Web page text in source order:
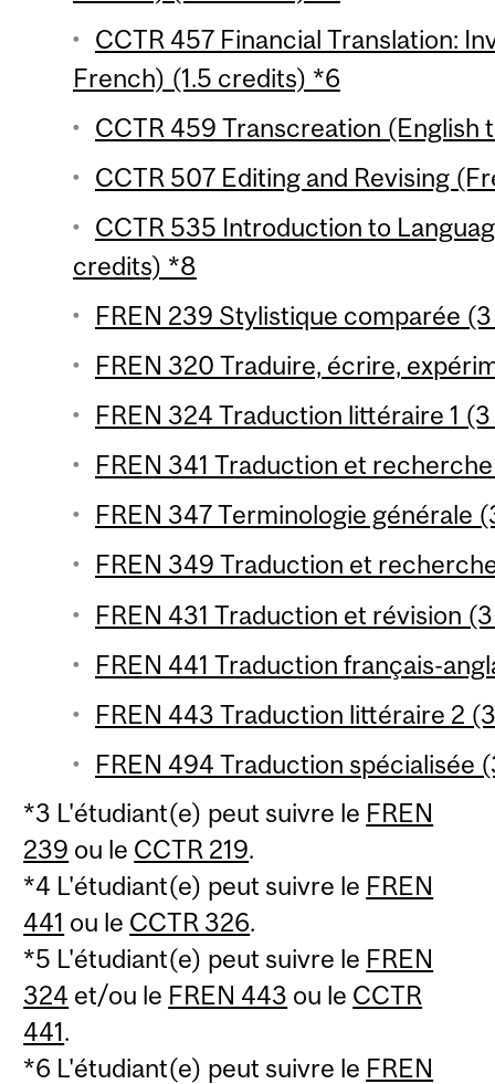
CCTR 457 Financial Translation:
French) (1.5 credits) *6
CCTR 459 Transcreation (English
CCTR 507 Editing and Revising
CCTR 535 Introduction to
credits) *8
FREN 239 Stylistique comparée
FREN 320 Traduire, écrire,
FREN 324 Traduction littéraire 1
FREN 341 Traduction et
FREN 347 Terminologie générale
FREN 349 Traduction et
FREN 431 Traduction et révision
FREN 441 Traduction français-
FREN 443 Traduction littéraire 2
FREN 494 Traduction spécialisée
*3 L'étudiant(e) peut suivre le FREN
239 ou le CCTR 219.
*4 L'étudiant(e) peut suivre le FREN
441 ou le CCTR 326.
*5 L'étudiant(e) peut suivre le FREN
324 et/ou le FREN 443 ou le CCTR
441.
*6 L'étudiant(e) peut suivre le FREN